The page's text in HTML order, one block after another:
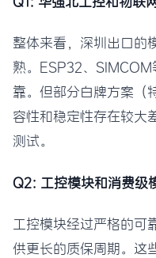
整体来看，深圳出口的
熟。ESP32、
靠。但部分白牌方案（
容性和稳定性存在较大
测试。
Q2: 工控模块和消费级
工控模块经过严格的可
供更长的质保周期。这